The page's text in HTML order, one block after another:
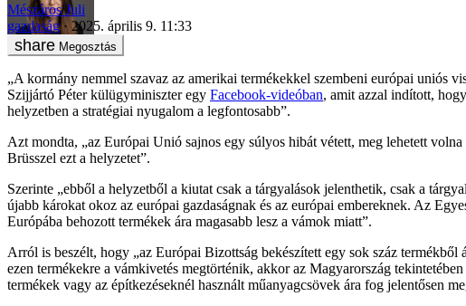
Mészáros Juli
gazdaság
2025. április 9. 11:33
Megosztás
„A kormány nemmel szavaz az amerikai termékekkel szembeni európai uniós
Szijjártó Péter külügyminiszter egy Facebook-videóban, amit azzal indított,
helyzetben a stratégiai nyugalom a legfontosabb”.
Azt mondta, „az Európai Unió sajnos egy súlyos hibát vétett, meg lehetett
Brüsszel ezt a helyzetet”.
Szerinte „ebből a helyzetből a kiutat csak a tárgyalások jelenthetik, csak a
újabb károkat okoz az európai gazdaságnak és az európai embereknek. Az
Európába behozott termékek ára magasabb lesz a vámok miatt”.
Arról is beszélt, hogy „az Európai Bizottság bekészített egy sok száz
ezen termékekre a vámkivetés megtörténik, akkor az Magyarország
termékek vagy az építkezéseknél használt műanyagcsövek ára fog jelentősen